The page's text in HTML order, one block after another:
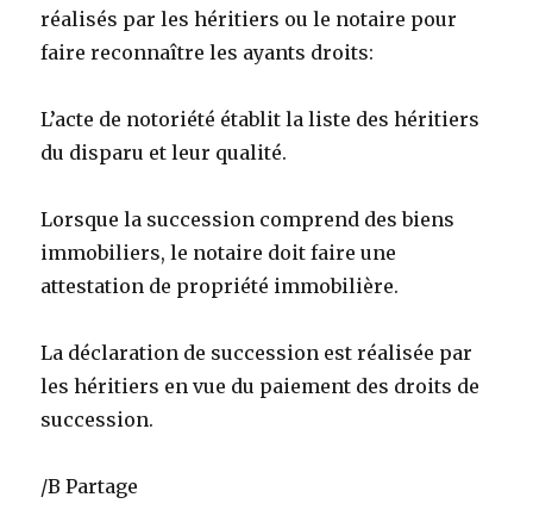
réalisés par les héritiers ou le notaire pour
faire reconnaître les ayants droits:
L’acte de notoriété établit la liste des héritiers
du disparu et leur qualité.
Lorsque la succession comprend des biens
immobiliers, le notaire doit faire une
attestation de propriété immobilière.
La déclaration de succession est réalisée par
les héritiers en vue du paiement des droits de
succession.
/B Partage